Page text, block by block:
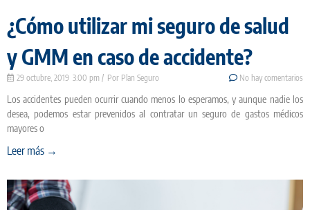
¿Cómo utilizar mi seguro de salud
y GMM en caso de accidente?
Plan Seguro
29 octubre, 2019 3:00 pm No hay comentarios
Los accidentes pueden ocurrir cuando menos lo esperamos, y aunque nadie los
desea, podemos estar prevenidos al contratar un seguro de gastos médicos
mayores o
Leer más →